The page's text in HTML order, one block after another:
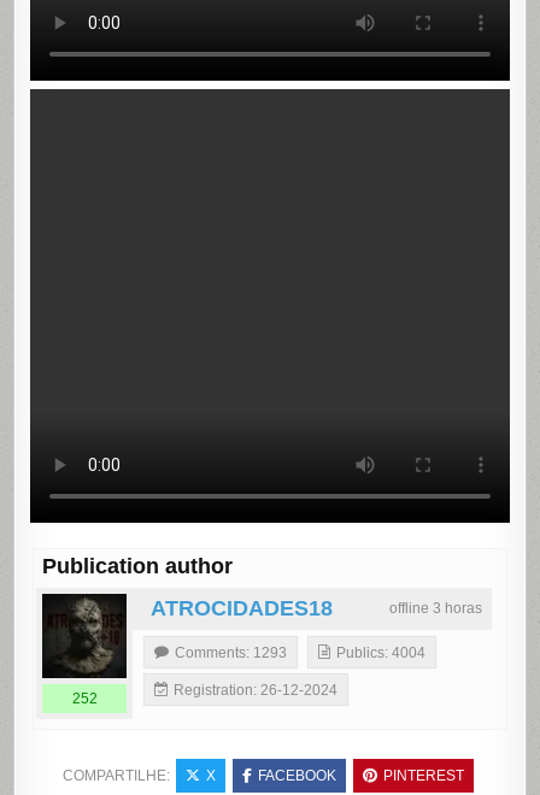
Publication author
offline 3 horas
ATROCIDADES18
252
Comments: 1293 Publics: 4004
Registration: 26-12-2024
COMPARTILHE: X FACEBOOK PINTEREST